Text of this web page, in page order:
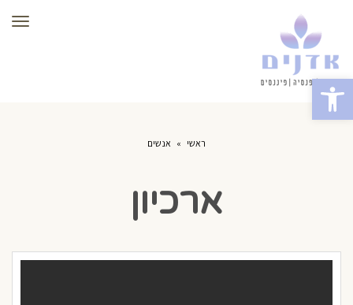
פתח סרגל נגישות
ראשי » אנשים
ארכיון